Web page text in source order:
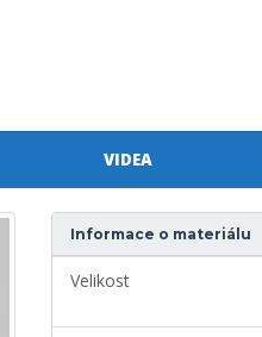
VIDEA
Informace o materiálu
Velikost